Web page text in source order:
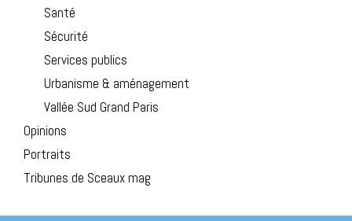
Santé
Sécurité
Services publics
Urbanisme & aménagement
Vallée Sud Grand Paris
Opinions
Portraits
Tribunes de Sceaux mag